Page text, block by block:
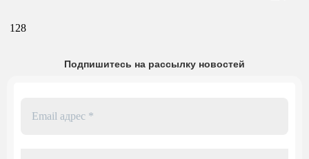
128
Подпишитесь на рассылку новостей